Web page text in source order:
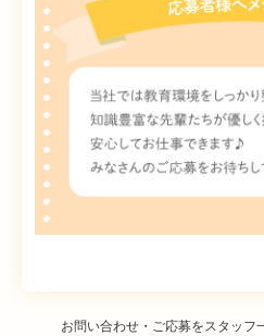
お問い合わせ・ご応募をスタッフ